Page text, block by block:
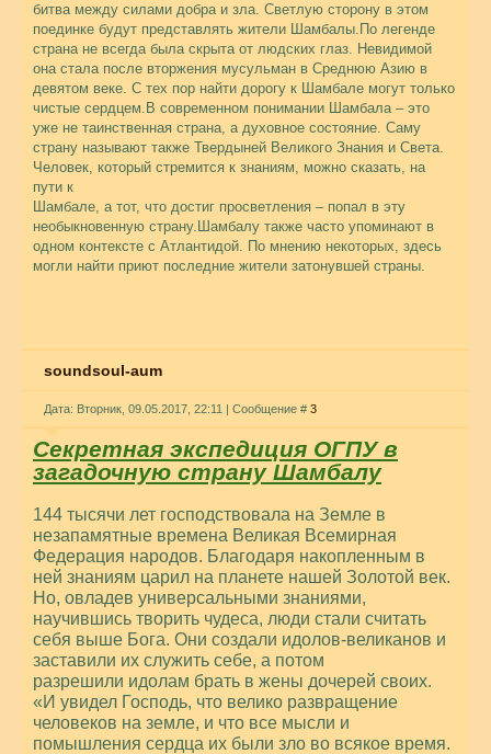
битва между силами добра и зла. Светлую сторону в этом
поединке будут представлять жители Шамбалы.По легенде
страна не всегда была скрыта от людских глаз. Невидимой
она стала после вторжения мусульман в Среднюю Азию в
девятом веке. С тех пор найти дорогу к Шамбале могут только
чистые сердцем.В современном понимании Шамбала – это
уже не таинственная страна, а духовное состояние. Саму
страну называют также Твердыней Великого Знания и Света.
Человек, который стремится к знаниям, можно сказать, на
пути к
Шамбале, а тот, что достиг просветления – попал в эту
необыкновенную страну.Шамбалу также часто упоминают в
одном контексте с Атлантидой. По мнению некоторых, здесь
могли найти приют последние жители затонувшей страны.
soundsoul-aum
Дата: Вторник, 09.05.2017, 22:11 | Сообщение # 3
Секретная экспедиция ОГПУ в
загадочную страну Шамбалу
144 тысячи лет господствовала на Земле в
незапамятные времена Великая Всемирная
Федерация народов. Благодаря накопленным в
ней знаниям царил на планете нашей Золотой век.
Но, овладев универсальными знаниями,
научившись творить чудеса, люди стали считать
себя выше Бога. Они создали идолов-великанов и
заставили их служить себе, а потом
разрешили идолам брать в жены дочерей своих.
«И увидел Господь, что велико развращение
человеков на земле, и что все мысли и
помышления сердца их были зло во всякое время.